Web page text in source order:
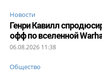
Новости
Генри Кавилл
офф по вселенной
06.08.2026 11:38
Общество